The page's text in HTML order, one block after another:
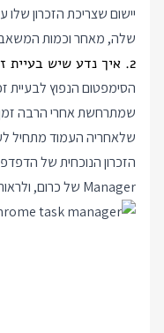
יישום שצריכת הזכרון
שלה, מאחר וכמות
2. איך נדע שיש בעיית זכרון ?
הסימפטום הנפוץ לבעיית
שמתרחשת אחרי הרבה
שלאחריה העמוד מתחיל
Manager של כרום, ולראות כמה זכרון כל טאב צורך.